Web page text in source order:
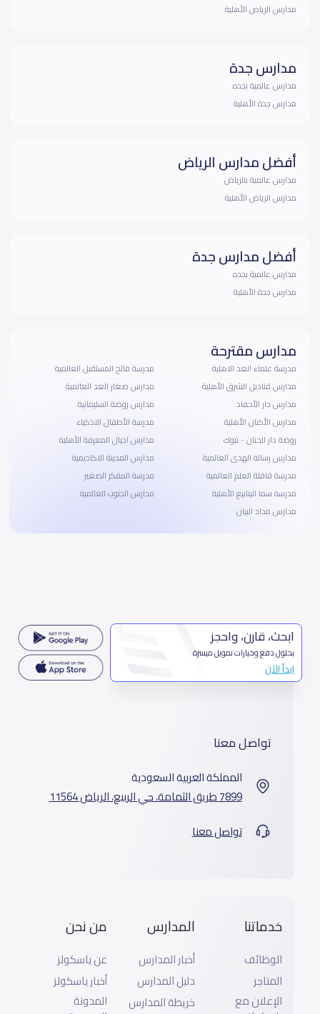
مدارس الرياض الأهلية
مدارس جدة
مدارس عالمية بجده
مدارس جدة الأهلية
أفضل مدارس الرياض
مدارس عالمية بالرياض
مدارس الرياض الأهلية
أفضل مدارس جدة
مدارس عالمية بجده
مدارس جدة الأهلية
مدارس مقترحة
مدرسة علماء الغد الاهلية
مدارس قناديل الشرق الأهلية
مدارس دار الأحفاد
مدارس الأكنان الأهلية
روضة دار الحنان - تبوك
مدارس رسالة الهدى العالمية
مدرسة قافلة العلم العالمية
مدرسة سما الينابيع الأهلية
مدارس مداد البيان
مدرسة فالح المستقبل العالمية
مدارس صغار الغد العالمية
مدارس روضة السليمانية
مدرسة الأطفال الاذكياء
مدارس اجيال المعرفة الأهلية
مدارس المدينة الاكاديمية
مدرسة المفكر الصغير
مدارس الجنوب العالمية
ابحث، قارن، واحجز
بحلول دفع وخيارات تمويل ميسرة
ابدأ الآن
تواصل معنا
المملكة العربية السعودية
7899 طريق الثمامة، حي الربيع، الرياض 11564
تواصل معنا
خدماتنا
الوظائف
المتاجر
الإعلان مع
المدارس
أخبار المدارس
دليل المدارس
خريطة المدارس
من نحن
عن ياسكولز
أخبار ياسكولز
المدونة